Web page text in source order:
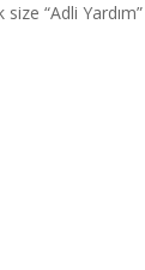
“Adli